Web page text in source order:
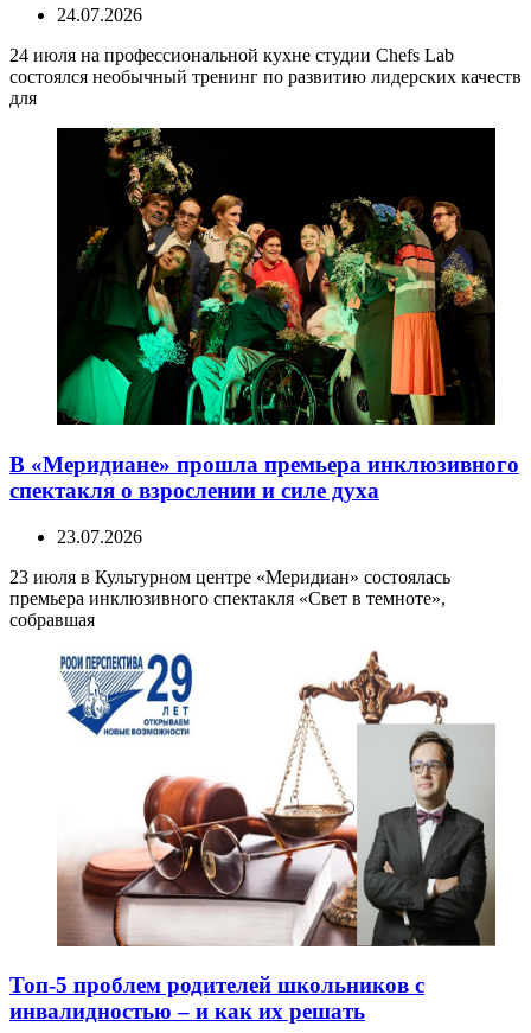
24.07.2026
24 июля на профессиональной кухне студии Chefs Lab
состоялся необычный тренинг по развитию лидерских качеств
для
В «Меридиане» прошла премьера инклюзивного
спектакля о взрослении и силе духа
23.07.2026
23 июля в Культурном центре «Меридиан» состоялась
премьера инклюзивного спектакля «Свет в темноте»,
собравшая
Топ-5 проблем родителей школьников с
инвалидностью – и как их решать